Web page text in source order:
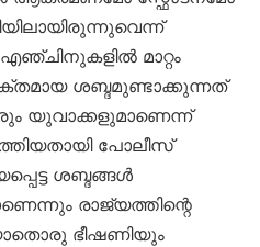
മാറ്റം
ശബ്ദമുണ്ടാക്കുന്നത്
യുവാക്കളുമാണെന്ന്
പോലീസ്
ശബ്ദങ്ങൾ
രാജ്യത്തിന്റെ
ഭീഷണിയും